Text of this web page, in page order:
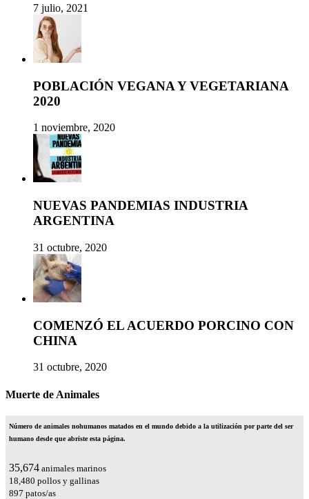
7 julio, 2021
POBLACIÓN VEGANA Y VEGETARIANA
2020
1 noviembre, 2020
NUEVAS PANDEMIAS INDUSTRIA
ARGENTINA
31 octubre, 2020
COMENZÓ EL ACUERDO PORCINO CON
CHINA
31 octubre, 2020
Muerte de Animales
Número de animales nohumanos matados en el mundo debido a la utilización por parte del ser
humano desde que abriste esta página.
40,668 animales marinos
21,067 pollos y gallinas
1,022patos/as